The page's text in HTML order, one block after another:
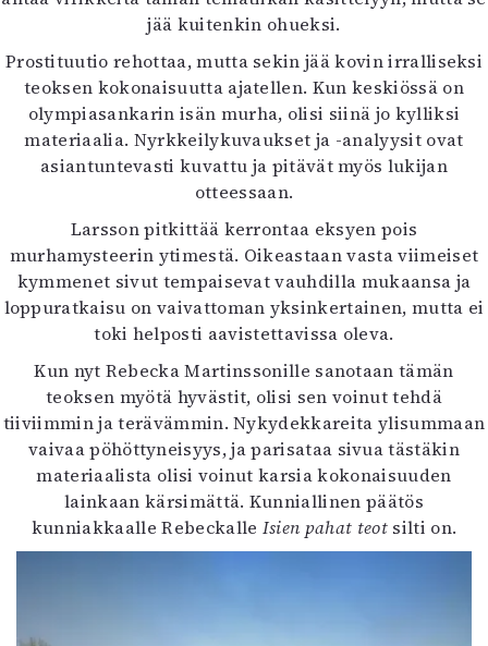
jää kuitenkin ohueksi.
Prostituutio rehottaa, mutta sekin jää kovin irralliseksi
teoksen kokonaisuutta ajatellen. Kun keskiössä on
olympiasankarin isän murha, olisi siinä jo kylliksi
materiaalia. Nyrkkeilykuvaukset ja -analyysit ovat
asiantuntevasti kuvattu ja pitävät myös lukijan
otteessaan.
Larsson pitkittää kerrontaa eksyen pois
murhamysteerin ytimestä. Oikeastaan vasta viimeiset
kymmenet sivut tempaisevat vauhdilla mukaansa ja
loppuratkaisu on vaivattoman yksinkertainen, mutta ei
toki helposti aavistettavissa oleva.
Kun nyt Rebecka Martinssonille sanotaan tämän
teoksen myötä hyvästit, olisi sen voinut tehdä
tiiviimmin ja terävämmin. Nykydekkareita ylisummaan
vaivaa pöhöttyneisyys, ja parisataa sivua tästäkin
materiaalista olisi voinut karsia kokonaisuuden
lainkaan kärsimättä. Kunniallinen päätös
kunniakkaalle Rebeckalle Isien pahat teotsilti on.